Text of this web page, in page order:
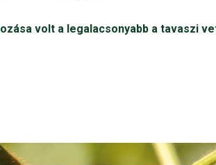
volt a legalacsonyabb a tavaszi